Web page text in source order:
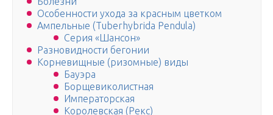
Особенности ухода за красным цветком
Ампельные (Tuberhybrida Pendula)
Серия «Шансон»
Разновидности бегонии
Корневищные (ризомные) виды
Бауэра
Борщевиколистная
Императорская
Королевская (Рекс)